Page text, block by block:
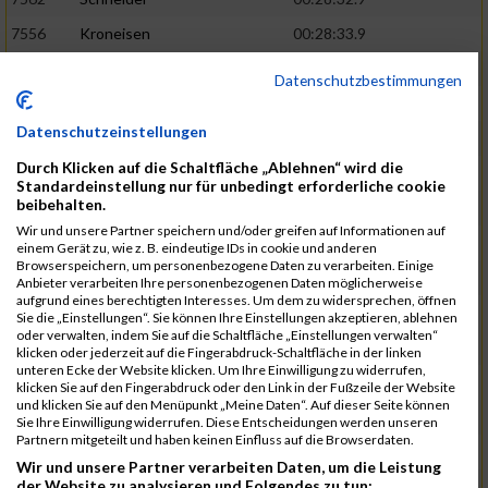
7556
Kroneisen
00:28:33.9
7540
7712
Welter
7670
Hensel
00:29:09.1
7507
Pingen
7730
Planta
00:29:23.6
7641
Heit
00:29:24.1
7682
Klein 00:29:34.6
02:28:48
7732
Samson
00:29:36.6
7544
Faltenbacher
00:29:46.5
7456
Jacobi
00:29:47.1
Lagally
Datenschutzbestimmungen
Datenschutzeinstellungen
Durch Klicken auf die Schaltfläche „Ablehnen“ wird die
Standardeinstellung nur für unbedingt erforderliche cookie
beibehalten.
Wir und unsere Partner speichern und/oder greifen auf Informationen auf
einem Gerät zu, wie z. B. eindeutige IDs in cookie und anderen
Browserspeichern, um personenbezogene Daten zu verarbeiten. Einige
Anbieter verarbeiten Ihre personenbezogenen Daten möglicherweise
aufgrund eines berechtigten Interesses. Um dem zu widersprechen, öffnen
Sie die „Einstellungen“. Sie können Ihre Einstellungen akzeptieren, ablehnen
oder verwalten, indem Sie auf die Schaltfläche „Einstellungen verwalten“
klicken oder jederzeit auf die Fingerabdruck-Schaltfläche in der linken
unteren Ecke der Website klicken. Um Ihre Einwilligung zu widerrufen,
klicken Sie auf den Fingerabdruck oder den Link in der Fußzeile der Website
und klicken Sie auf den Menüpunkt „Meine Daten“. Auf dieser Seite können
Sie Ihre Einwilligung widerrufen. Diese Entscheidungen werden unseren
Partnern mitgeteilt und haben keinen Einfluss auf die Browserdaten.
Wir und unsere Partner verarbeiten Daten, um die Leistung